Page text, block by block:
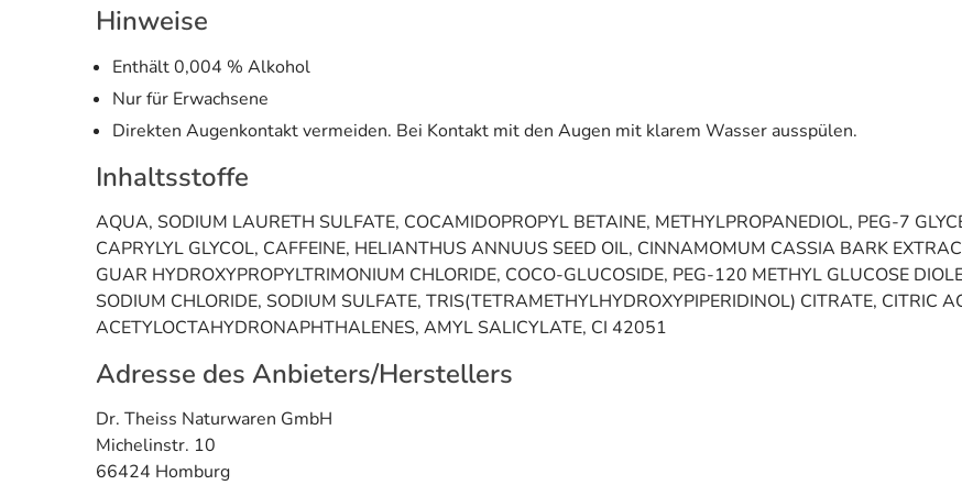
Hinweise
Enthält 0,004 % Alkohol
Nur für Erwachsene
Direkten Augenkontakt vermeiden. Bei Kontakt mit den Augen mit klarem Wasser ausspülen.
Inhaltsstoffe
AQUA, SODIUM LAURETH SULFATE, COCAMIDOPROPYL BETAINE, METHYLPROPANEDIOL, PEG-7
CAPRYLYL GLYCOL, CAFFEINE, HELIANTHUS ANNUUS SEED OIL, CINNAMOMUM CASSIA BARK
GUAR HYDROXYPROPYLTRIMONIUM CHLORIDE, COCO-GLUCOSIDE, PEG-120 METHYL GLUCOSE
SODIUM CHLORIDE, SODIUM SULFATE, TRIS(TETRAMETHYLHYDROXYPIPERIDINOL) CITRATE, CITRIC
ACETYLOCTAHYDRONAPHTHALENES, AMYL SALICYLATE, CI 42051
Adresse des Anbieters/Herstellers
Dr. Theiss Naturwaren GmbH
Michelinstr. 10
66424 Homburg